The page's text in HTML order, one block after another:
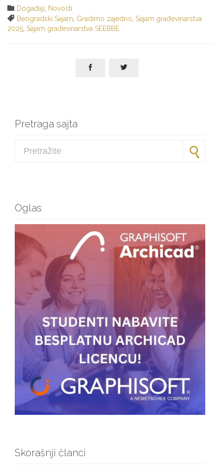
 Category
Događaji Novosti
 Tags
Beogradski Sajam Gradimo zajedno Sajam građevinarstva
2025 Sajam građevinarstva SEEBBE
 
Pretraga sajta
Oglas
Skorašnji članci